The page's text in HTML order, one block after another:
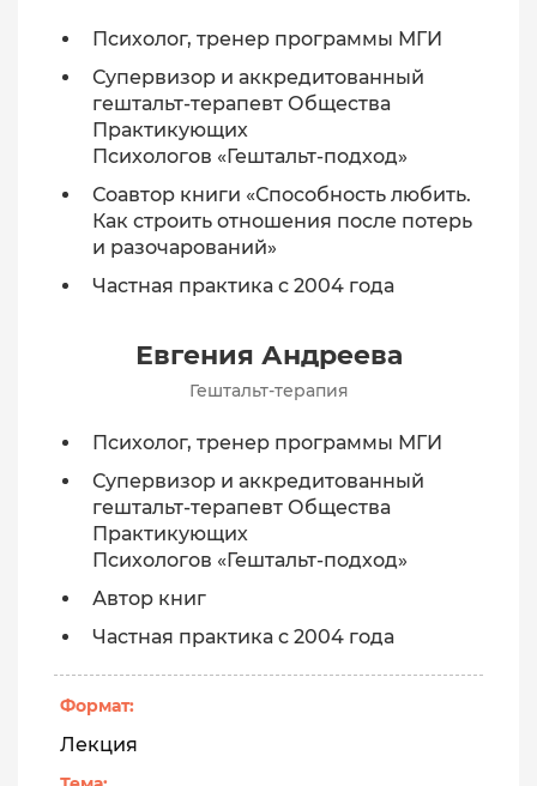
Психолог, тренер программы МГИ
Супервизор и аккредитованный
гештальт-терапевт Общества
Практикующих
Психологов «Гештальт-подход»
Соавтор книги «Способность любить.
Как строить отношения после потерь
и разочарований»
Частная практика с 2004 года
Евгения Андреева
Гештальт-терапия
Психолог, тренер программы МГИ
Супервизор и аккредитованный
гештальт-терапевт Общества
Практикующих
Психологов «Гештальт-подход»
Автор книг
Частная практика с 2004 года
Формат:
Лекция